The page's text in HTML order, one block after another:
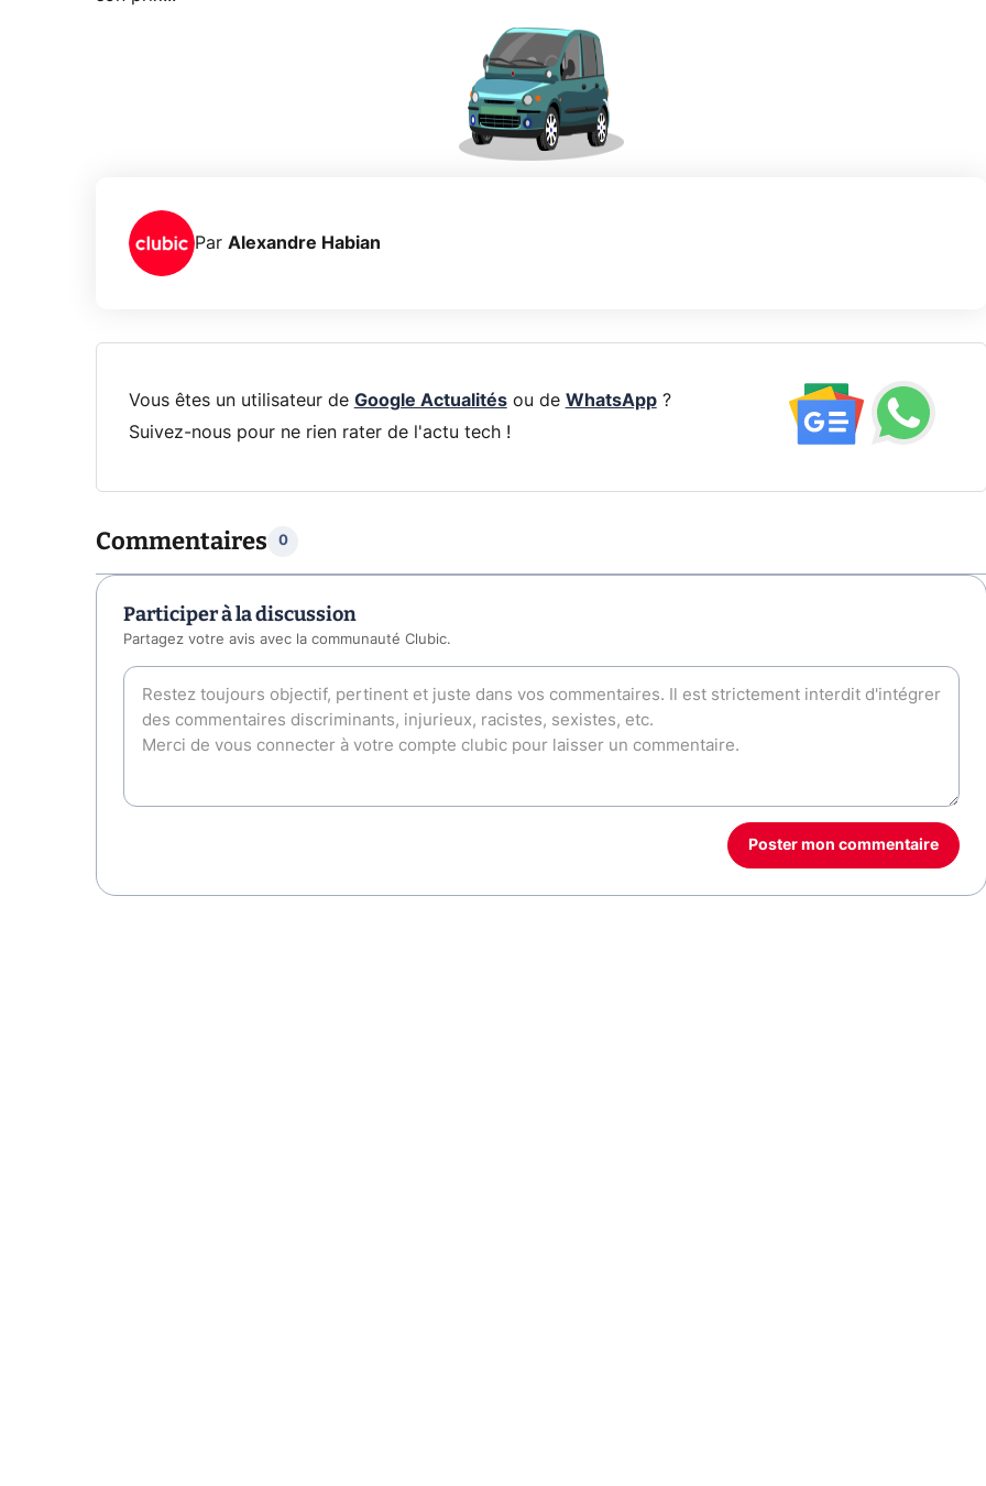
Par Alexandre Habian
Vous êtes un utilisateur de Google Actualitésou de WhatsApp?
Suivez-nous pour ne rien rater de l'actu tech !
Commentaires 0
Participer à la discussion
Partagez votre avis avec la communauté Clubic.
Poster mon commentaire